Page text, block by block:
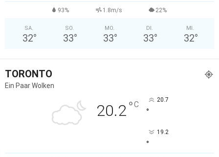
93% 1.8m/s 22%
SA.
32°
SO.
33°
MO.
33°
DI.
33°
MI.
32°
TORONTO
Ein Paar Wolken
20.2°C 20.7
°
19.2
°